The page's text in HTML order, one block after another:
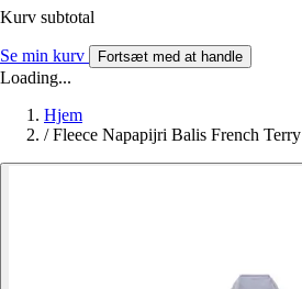
Kurv subtotal
Se min kurv Fortsæt med at handle
Loading...
Hjem
/ Fleece Napapijri Balis French Terry